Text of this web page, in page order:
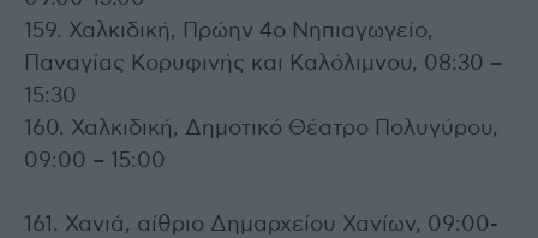
159. Χαλκιδική, Πρώην 4ο Νηπιαγωγείο,
Παναγίας Κορυφινής και Καλόλιμνου, 08:30 –
15:30
160. Χαλκιδική, Δημοτικό Θέατρο Πολυγύρου,
09:00 – 15:00
161. Χανιά, αίθριο Δημαρχείου Χανίων, 09:00-